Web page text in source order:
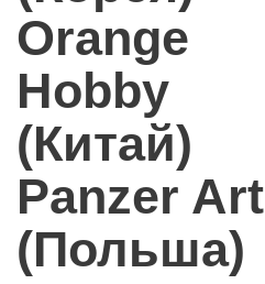
Orange
Hobby
(Китай)
Panzer Art
(Польша)